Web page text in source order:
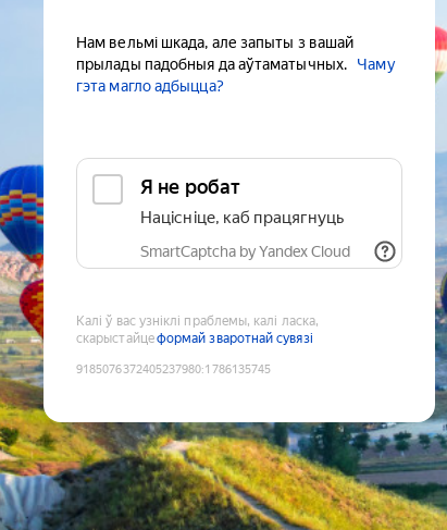
Нам вельмі шкада, але запыты з вашай
прылады падобныя да аўтаматычных.
Чаму
гэта магло адбыцца?
Я не робат
Націсніце, каб працягнуць
SmartCaptcha by Yandex Cloud
Калі ў вас узніклі праблемы, калі ласка,
скарыстайцеформай зваротнай сувязі
9185076372405237980:1786135745